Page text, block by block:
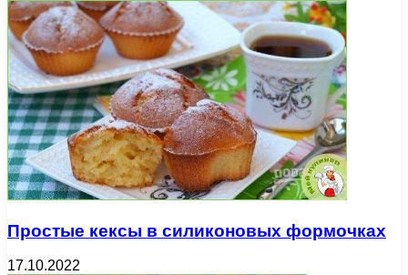
Простые кексы в силиконовых формочках
17.10.2022